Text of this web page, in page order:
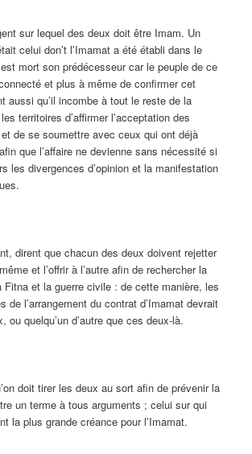
sur lequel des deux doit être Imam. Un
celui don’t l’Imamat a été établi dans le
mort son prédécesseur car le peuple de ce
et plus à même de confirmer cet
aussi qu’il incombe à tout le reste de la
territoires d’affirmer l’acceptation des
de se soumettre avec ceux qui ont déjà
que l’affaire ne devienne sans nécessité si
les divergences d’opinion et la manifestation
dirent que chacun des deux doivent rejetter
et l’offrir à l’autre afin de rechercher la
Fitna et la guerre civile : de cette manière, les
de l’arrangement du contrat d’Imamat devrait
ou quelqu’un d’autre que ces deux-là.
doit tirer les deux au sort afin de prévenir la
un terme à tous arguments ; celui sur qui
la plus grande créance pour l’Imamat.